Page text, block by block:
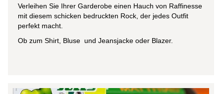
Verleihen Sie Ihrer Garderobe einen Hauch von Raffinesse
mit diesem schicken bedruckten Rock, der jedes Outfit
perfekt macht.
Ob zum Shirt, Bluse und Jeansjacke oder Blazer.